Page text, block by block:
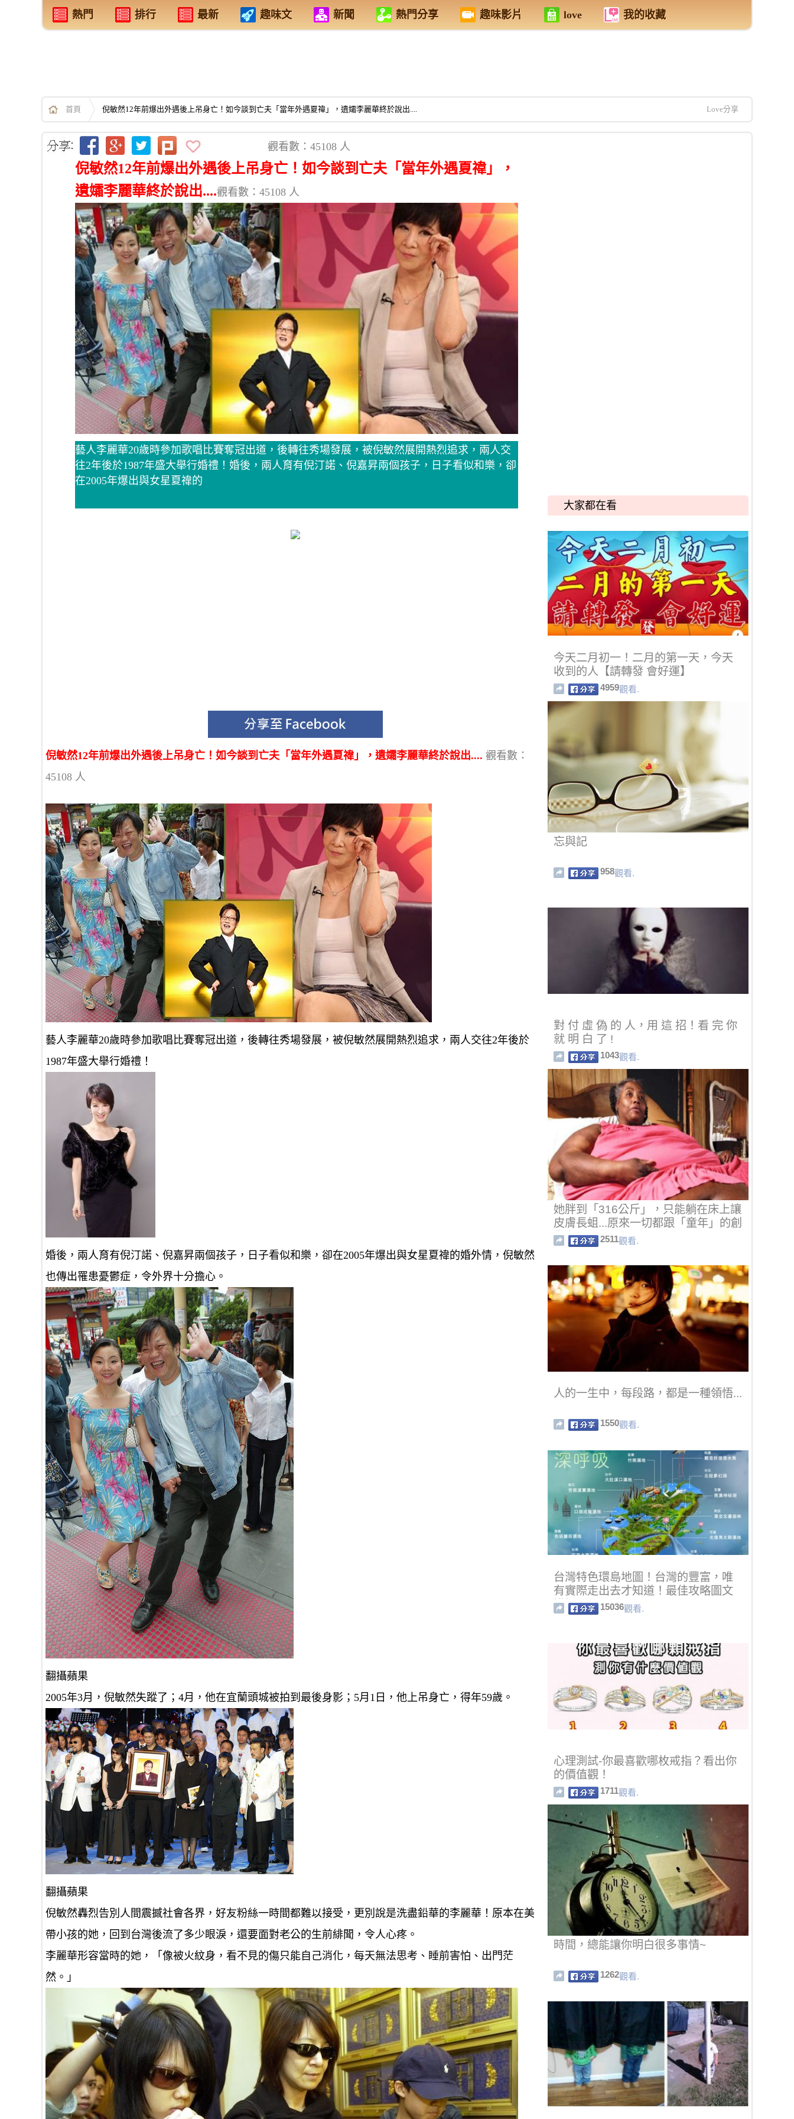
熱門 排行 最新 趣味文 新聞 熱門分享 趣味影片 love 我的收藏
首頁 倪敏然12年前爆出外遇後上吊身亡！如今談到亡夫「當年外遇夏禕」，遺孀李麗華終於說出.... Love分享
觀看數：45108 人
倪敏然12年前爆出外遇後上吊身亡！如今談到亡夫「當年外遇夏禕」，
遺孀李麗華終於說出....觀看數：45108 人
藝人李麗華20歲時參加歌唱比賽奪冠出道，後轉往秀場發展，被倪敏然展開熱烈追求，兩人交
往2年後於1987年盛大舉行婚禮！婚後，兩人育有倪汀諾、倪嘉昇兩個孩子，日子看似和樂，卻
在2005年爆出與女星夏禕的
倪敏然12年前爆出外遇後上吊身亡！如今談到亡夫「當年外遇夏禕」，遺孀李麗華終於說出.... 觀看數：
45108 人
藝人李麗華20歲時參加歌唱比賽奪冠出道，後轉往秀場發展，被倪敏然展開熱烈追求，兩人交往2年後於
1987年盛大舉行婚禮！
婚後，兩人育有倪汀諾、倪嘉昇兩個孩子，日子看似和樂，卻在2005年爆出與女星夏禕的婚外情，倪敏然
也傳出罹患憂鬱症，令外界十分擔心。
翻攝蘋果
2005年3月，倪敏然失蹤了；4月，他在宜蘭頭城被拍到最後身影；5月1日，他上吊身亡，得年59歲。
翻攝蘋果
倪敏然轟烈告別人間震撼社會各界，好友粉絲一時間都難以接受，更別說是洗盡鉛華的李麗華！ 原本在美
帶小孩的她，回到台灣後流了多少眼淚，還要面對老公的生前緋聞，令人心疼。
李麗華形容當時的她，「像被火紋身，看不見的傷只能自己消化，每天無法思考、睡前害怕、出門茫
然。」
大家都在看
今天二月初一！二月的第一天，今天
收到的人【請轉發 會好運】
4959觀看.
忘與記
958觀看.
對 付 虛 偽 的 人，用 這 招！看 完 你
就 明 白 了 !
1043觀看.
她胖到「316公斤」，只能躺在床上讓
皮膚長蛆...原來一切都跟「童年」的創
傷有關！2511觀看.
人的一生中，每段路，都是一種領悟...
1550觀看.
台灣特色環島地圖！台灣的豐富，唯
有實際走出去才知道！最佳攻略圖文
講解！！ 15036觀看.
心理測試-你最喜歡哪枚戒指？看出你
的價值觀！
1711觀看.
時間，總能讓你明白很多事情~
1262觀看.